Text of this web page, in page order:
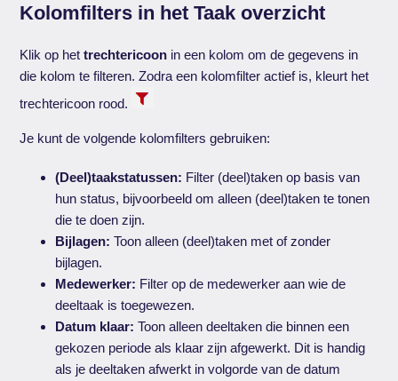
Kolomfilters in het Taak overzicht
Klik op hettrechtericoon in een kolom om de gegevens in
die kolom te filteren. Zodra een kolomfilter actief is, kleurt het
trechtericoon rood.
Je kunt de volgende kolomfilters gebruiken:
(Deel)taakstatussen: Filter (deel)taken op basis van
hun status, bijvoorbeeld om alleen (deel)taken te tonen
die te doen zijn.
Bijlagen: Toon alleen (deel)taken met of zonder
bijlagen.
Medewerker: Filter op de medewerker aan wie de
deeltaak is toegewezen.
Datum klaar: Toon alleen deeltaken die binnen een
gekozen periode als klaar zijn afgewerkt. Dit is handig
als je deeltaken afwerkt in volgorde van de datum